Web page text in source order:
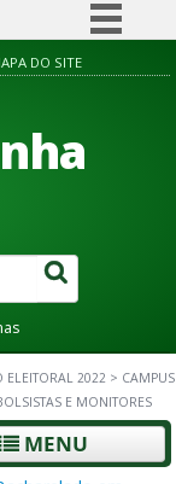
informação
DO SITE
ELEITORAL 2022 > CAMPUS
E MONITORES
MENU